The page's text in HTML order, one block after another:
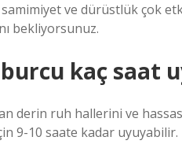
ve dürüstlük çok
bekliyorsunuz.
kaç saat
derin ruh hallerini ve
9-10 saate kadar uyuyabilir.